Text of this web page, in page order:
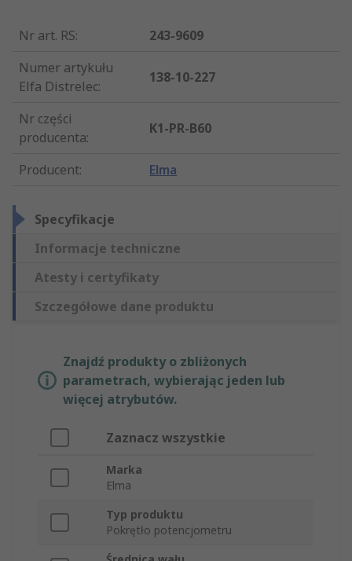
Nr art. RS:
243-9609
Numer artykułu
Elfa Distrelec:
138-10-227
Nr części
producenta:
K1-PR-B60
Producent: Elma
Specyfikacje
Informacje techniczne
Atesty i certyfikaty
Szczegółowe dane produktu
Znajdź produkty o zbliżonych
parametrach, wybierając jeden lub
więcej atrybutów.
Zaznacz wszystkie
Marka
Elma
Typ produktu
Pokrętło potencjometru